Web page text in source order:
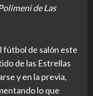
de Las
fútbol de salón este
de las Estrellas
y en la previa,
lo que